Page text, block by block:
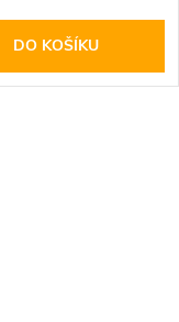
DO KOŠÍKU